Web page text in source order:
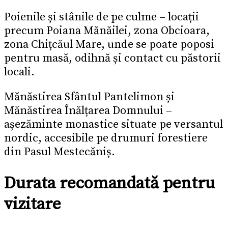
Poienile și stânile de pe culme – locații
precum Poiana Mănăilei, zona Obcioara,
zona Chițcăul Mare, unde se poate poposi
pentru masă, odihnă și contact cu păstorii
locali.
Mănăstirea Sfântul Pantelimon și
Mănăstirea Înălțarea Domnului –
așezăminte monastice situate pe versantul
nordic, accesibile pe drumuri forestiere
din Pasul Mestecăniș.
Durata recomandată pentru
vizitare